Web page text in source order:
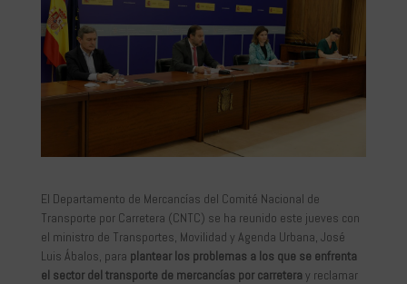
El Departamento de Mercancías del Comité Nacional de
Transporte por Carretera (CNTC) se ha reunido este jueves con
el ministro de Transportes, Movilidad y Agenda Urbana, José
Luis Ábalos, para plantear los problemas a los que se enfrenta
el sector del transporte de mercancías por carretera y reclamar